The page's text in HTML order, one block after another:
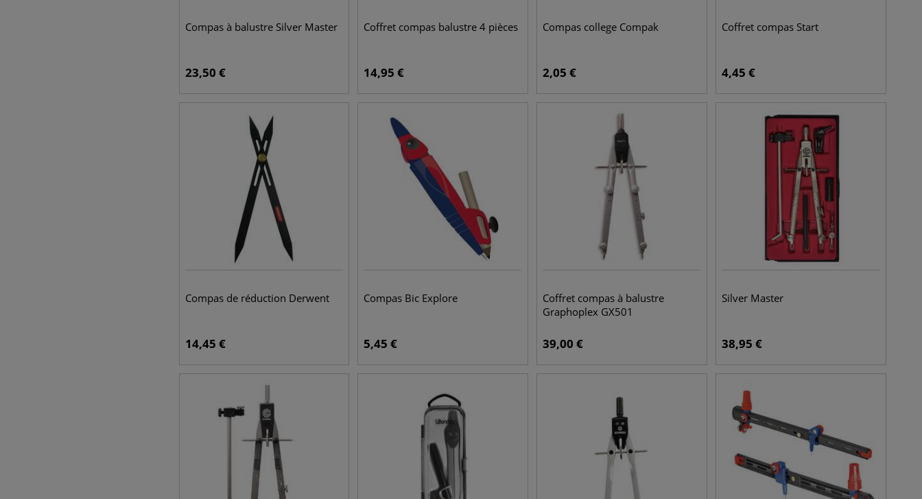
Compas à balustre Silver Master
23,50 €
Coffret compas balustre 4 pièces
14,95 €
Compas college Compak
2,05 €
Coffret compas Start
4,45 €
Compas de réduction Derwent
14,45 €
Compas Bic Explore
5,45 €
Coffret compas à balustre
Graphoplex GX501
39,00 €
Silver Master
38,95 €